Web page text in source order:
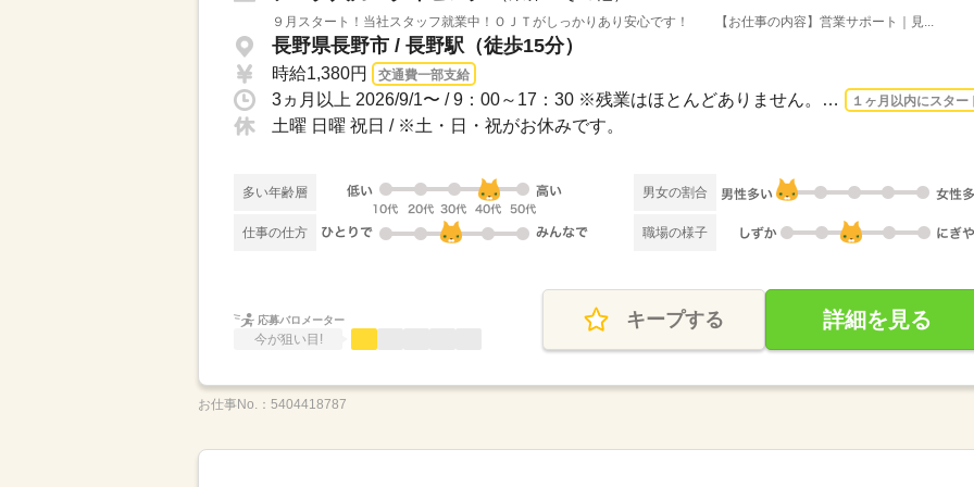
９月スタート！当社スタッフ就業中！ＯＪＴがしっかりあり安心です！ 【お仕事の内容】営業サポート｜見...
長野県長野市 / 長野駅（徒歩15分）
時給1,380円 交通費一部支給
3ヵ月以上 2026/9/1〜 / 9：00～17：30 ※残業はほとんどありません。※休憩は６０分で... １ヶ月以内にスター
土曜 日曜 祝日 / ※土・日・祝がお休みです。
多い年齢層 男女の割合
仕事の仕方 職場の様子
応募バロメーター
今が狙い目!
キープする 詳細を見る
お仕事No.： 5404418787